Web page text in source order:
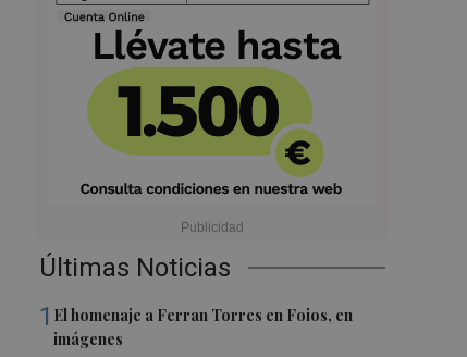
Últimas Noticias
1 El homenaje a Ferran Torres en Foios, en
imágenes